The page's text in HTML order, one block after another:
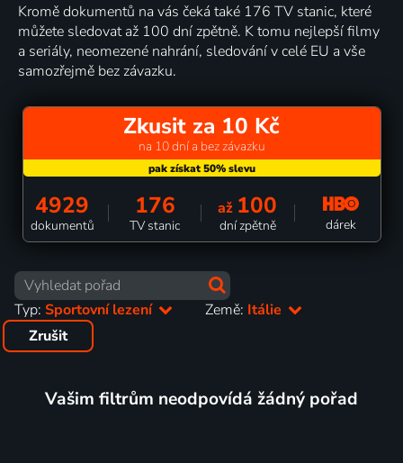
Kromě dokumentů na vás čeká také 176 TV stanic, které
můžete sledovat až 100 dní zpětně. K tomu nejlepší filmy
a seriály, neomezené nahrání, sledování v celé EU a vše
samozřejmě bez závazku.
Zkusit za 10 Kč
na 10 dní a bez závazku
4929
dokumentů
176
TV stanic
až 100
dní zpětně dárek
Typ: Sportovní lezení Země: Itálie
Zrušit
Vašim filtrům neodpovídá žádný pořad